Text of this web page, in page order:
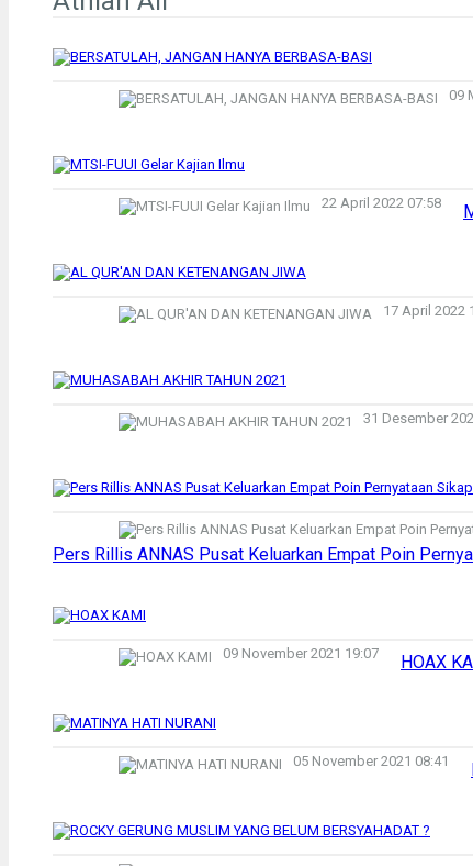
09
22 April 2022 07:58
17 April 2022
31 Desember
Pers Rillis ANNAS Pusat Keluarkan Empat Poin
09 November 2021 19:07 HOAX
05 November 2021 08:41